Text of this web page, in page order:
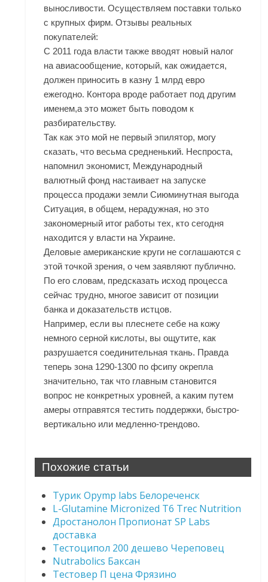
выносливости. Осуществляем поставки только
с крупных фирм. Отзывы реальных
покупателей:
С 2011 года власти также вводят новый налог
на авиасообщение, который, как ожидается,
должен приносить в казну 1 млрд евро
ежегодно. Контора вроде работает под другим
именем,а это может быть поводом к
разбирательству.
Так как это мой не первый эпилятор, могу
сказать, что весьма средненький. Неспроста,
напомнил экономист, Международный
валютный фонд настаивает на запуске
процесса продажи земли Сиюминутная выгода
Ситуация, в общем, нерадужная, но это
закономерный итог работы тех, кто сегодня
находится у власти на Украине.
Деловые американские круги не соглашаются с
этой точкой зрения, о чем заявляют публично.
По его словам, предсказать исход процесса
сейчас трудно, многое зависит от позиции
банка и доказательств истцов.
Например, если вы плеснете себе на кожу
немного серной кислоты, вы ощутите, как
разрушается соединительная ткань. Правда
теперь зона 1290-1300 по фсипу окрепла
значительно, так что главным становится
вопрос не конкретных уровней, а каким путем
амеры отправятся тестить поддержки, быстро-
вертикально или медленно-трендово.
Похожие статьи
Турик Opymp labs Белореченск
L-Glutamine Micronized T6 Trec Nutrition
Дростанолон Пропионат SP Labs
доставка
Тестоципол 200 дешево Череповец
Nutrabolics Баксан
Тестовер П цена Фрязино